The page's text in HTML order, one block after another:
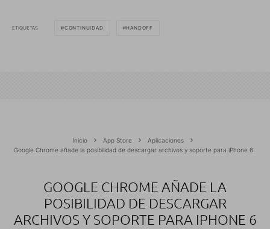
ETIQUETAS CONTINUIDAD HANDOFF
Inicio App Store
Aplicaciones
Google Chrome añade la posibilidad de descargar archivos y soporte para iPhone 6
GOOGLE CHROME AÑADE LA
POSIBILIDAD DE DESCARGAR
ARCHIVOS Y SOPORTE PARA IPHONE 6